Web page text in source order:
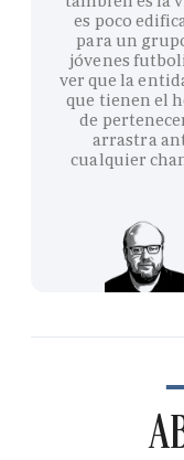
es poco
para un
jóvenes
ver que la
que tienen el
de
arrastra
cualquier